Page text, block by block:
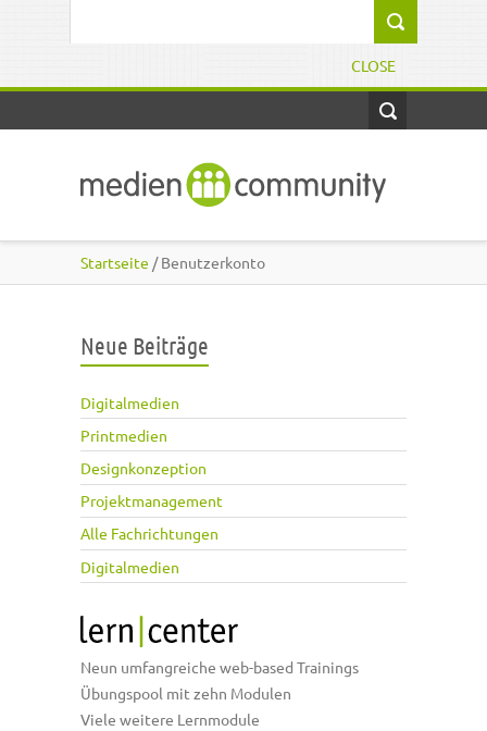
CLOSE
Startseite / Benutzerkonto
Neue Beiträge
Digitalmedien
Printmedien
Designkonzeption
Projektmanagement
Alle Fachrichtungen
Digitalmedien
Neun umfangreiche web-based Trainings
Übungspool mit zehn Modulen
Viele weitere Lernmodule